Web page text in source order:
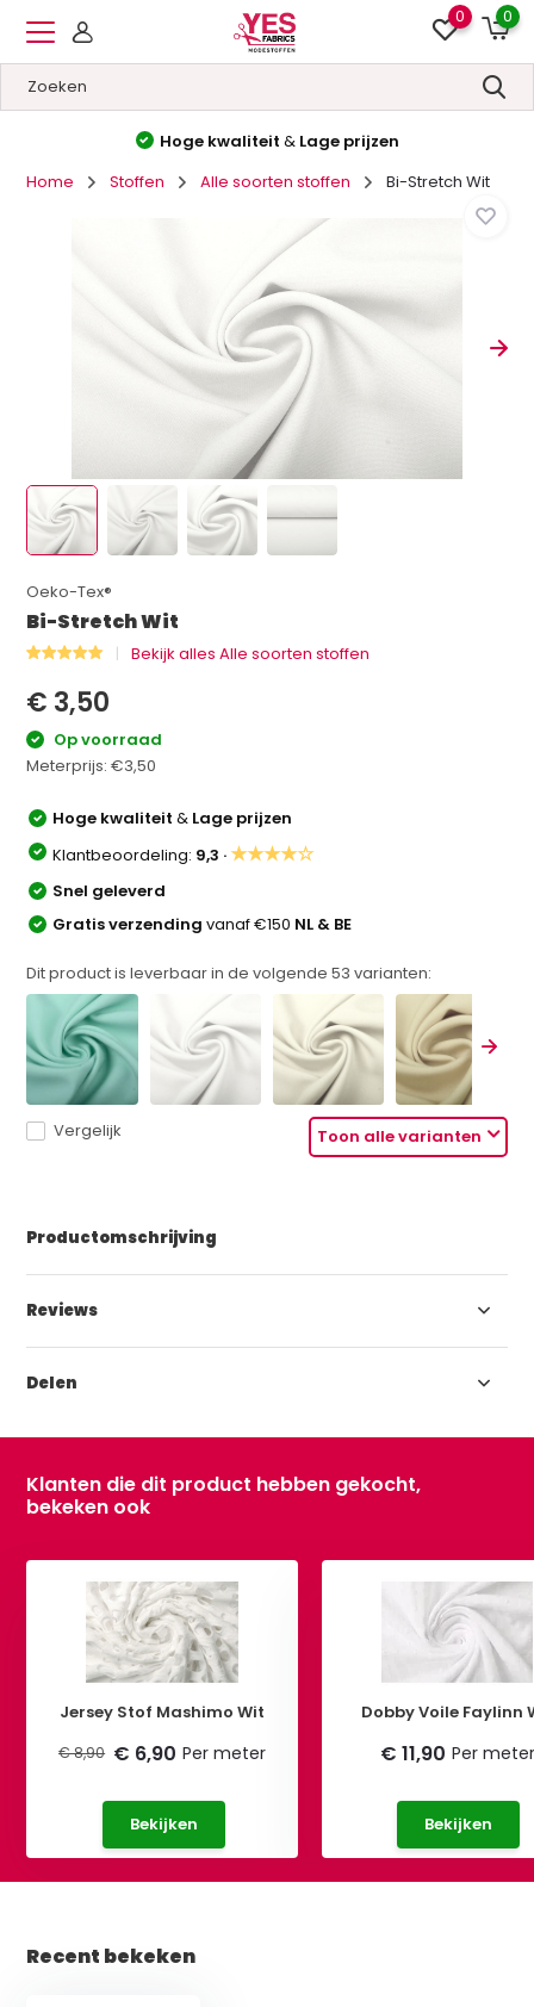
0 0
Hoge kwaliteit & Lage prijzen
Home
Stoffen Alle soorten stoffen Bi-Stretch Wit
Oeko-Tex®
Bi-Stretch Wit
Bekijk alles Alle soorten stoffen
€ 3,50
Op voorraad
Meterprijs:€3,50
Hoge kwaliteit& Lage prijzen
Klantbeoordeling: 9,3 ·★★★★☆
Snel geleverd
Gratis verzendingvanaf €150 NL & BE
Dit product is leverbaar in de volgende53 varianten:
Toon alle varianten
Vergelijk
Productomschrijving
Reviews
Delen
Klanten die dit product hebben gekocht,
bekeken ook
Jersey Stof Mashimo Wit
€ 8,90 € 6,90 Per meter
Bekijken
Dobby Voile Faylinn
€ 11,90 Per meter
Bekijken
Recent bekeken